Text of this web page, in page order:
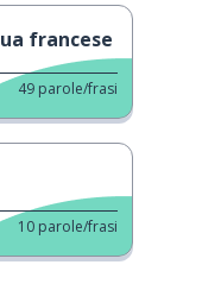
francese
49 parole/frasi
10 parole/frasi